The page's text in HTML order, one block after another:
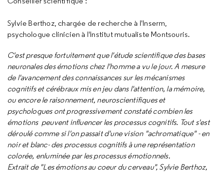
Sylvie Berthoz, chargée de recherche à l'Inserm,
psychologue clinicien à l'Institut mutualiste Montsouris.
C'est presque fortuitement que l'étude scientifique des bases
neuronales des émotions chez l'homme a vu le jour. A mesure
de l'avancement des connaissances sur les mécanismes
cognitifs et cérébraux mis en jeu dans l'attention, la mémoire,
ou encore le raisonnement, neuroscientifiques et
psychologues ont progressivement constaté combien les
émotions peuvent influencer les processus cognitifs. Tout s'est
déroulé comme si l'on passait d'une vision "achromatique" - en
noir et blanc- des processus cognitifs à une représentation
colorée, enluminée par les processus émotionnels.
Extrait de "Les émotions au coeur du cerveau", Sylvie Berthoz,